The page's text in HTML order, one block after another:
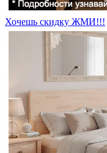
Хочешь скидку ЖМИ!!!